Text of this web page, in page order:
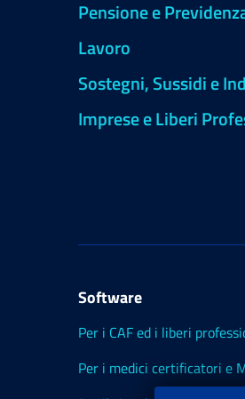
Pensione e
Lavoro
Sostegni, Sussidi e
Imprese e Liberi
Software
Per i CAF ed i liberi
Per i medici certificatori e